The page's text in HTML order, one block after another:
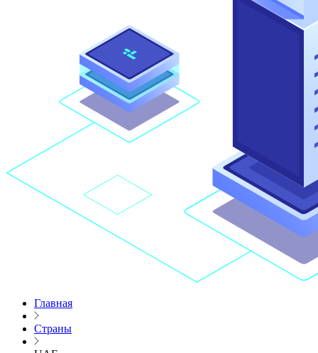
Главная
Страны